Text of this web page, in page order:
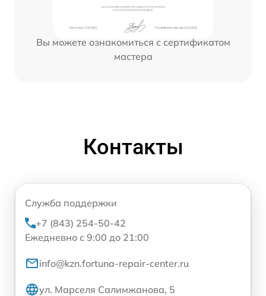
Вы можете ознакомиться с сертификатом
мастера
Контакты
Служба поддержки
+7 (843) 254-50-42
Ежедневно с 9:00 до 21:00
info@kzn.fortuna-repair-center.ru
ул. Марселя Салимжанова, 5